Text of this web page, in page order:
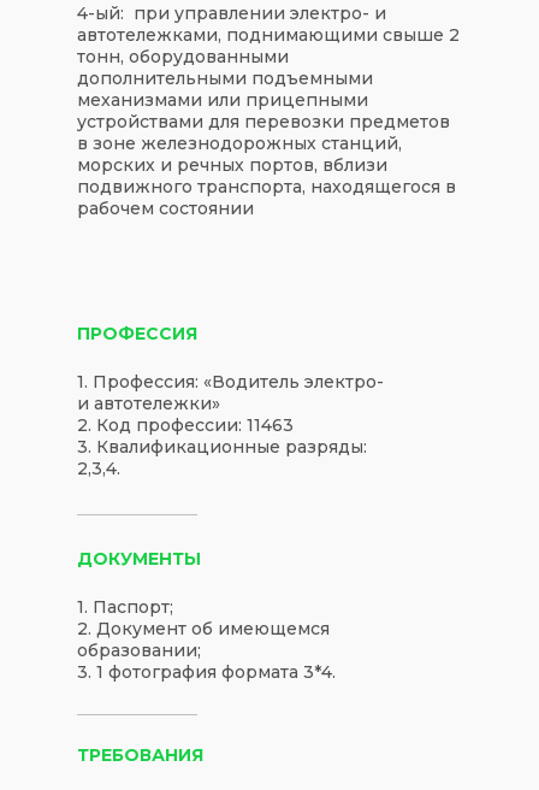
4-ый: при управлении электро- и
автотележками, поднимающими свыше 2
тонн, оборудованными
дополнительными подъемными
механизмами или прицепными
устройствами для перевозки предметов
в зоне железнодорожных станций,
морских и речных портов, вблизи
подвижного транспорта, находящегося в
рабочем состоянии
ПРОФЕССИЯ
ДОКУМЕНТЫ
ТРЕБОВАНИЯ
1. Профессия: «Водитель электро-
и автотележки»
2. Код профессии: 11463
3. Квалификационные разряды:
2,3,4.
1. Паспорт;
2. Документ об имеющемся
образовании;
3. 1 фотография формата 3*4.